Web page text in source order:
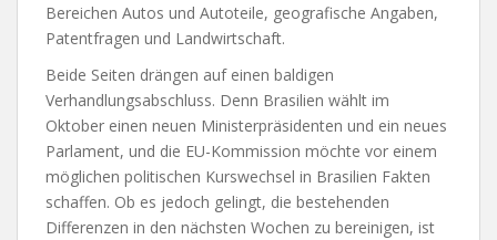
Bereichen Autos und Autoteile, geografische Angaben,
Patentfragen und Landwirtschaft.
Beide Seiten drängen auf einen baldigen
Verhandlungsabschluss. Denn Brasilien wählt im
Oktober einen neuen Ministerpräsidenten und ein neues
Parlament, und die EU-Kommission möchte vor einem
möglichen politischen Kurswechsel in Brasilien Fakten
schaffen. Ob es jedoch gelingt, die bestehenden
Differenzen in den nächsten Wochen zu bereinigen, ist